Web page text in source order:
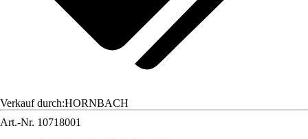
Verkauf durch:HORNBACH
Art.-Nr. 10718001